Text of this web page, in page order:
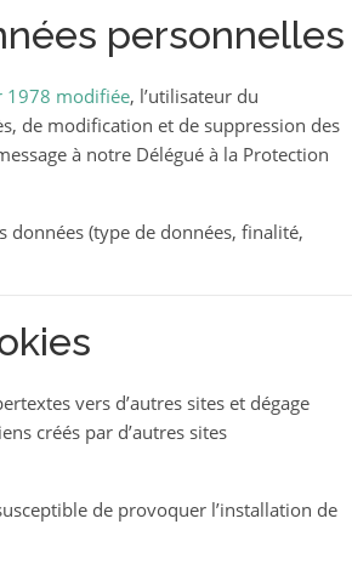
personnelles
1978 modifiée, l’utilisateur du
de modification et de suppression des
à notre Délégué à la Protection
(type de données, finalité,
vers d’autres sites et dégage
créés par d’autres sites
de provoquer l’installation de